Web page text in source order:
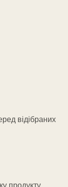
відібраних
продукту